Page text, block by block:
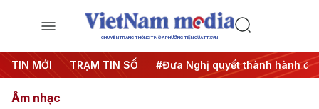
CHUYÊN TRANG THÔNG TIN ĐA PHƯƠNG TIỆN CỦA TTXVN
TIN MỚI TRẠM TIN SỐ
#Hội nghị Trung ương 3 #Đưa Nghị quyết thành hành động
Âm nhạc